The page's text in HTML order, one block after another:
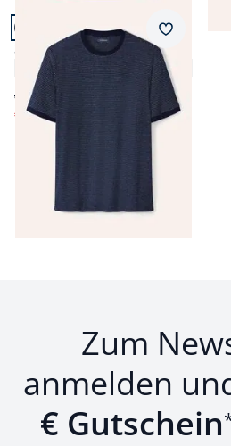
Artikel 21 von 21.
Struktur T-Shirt
4,9 (9)
ab € 39,99
€ 14,99
Merkzettel
Seite 1 geladen. Zeige Produkte
Zum
anmelden
€ Gutschein